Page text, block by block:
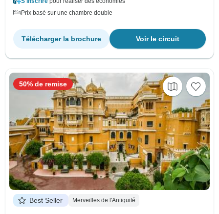
Prix basé sur une chambre double
Voir le circuit
Télécharger la brochure
Best Seller Merveilles de l'Antiquité
50% de remise